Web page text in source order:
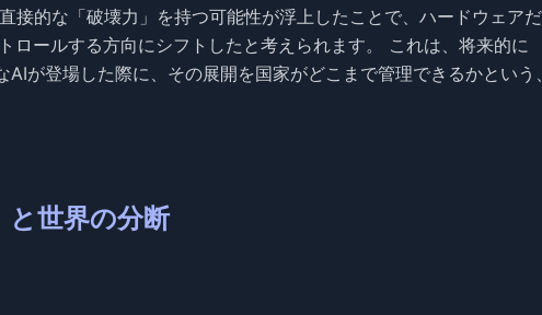
接的な「破壊力」を持つ可能性が浮上したことで、ハードウェア
ロールする方向にシフトしたと考えられます。 これは、将来的に
AIが登場した際に、その展開を国家がどこまで管理できるかという
と世界の分断